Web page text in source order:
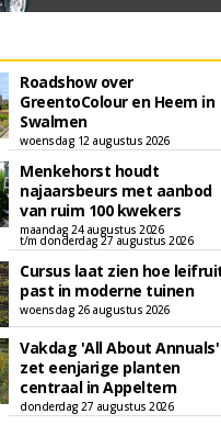
Roadshow over
GreentoColour en Heem in
Swalmen
woensdag 12 augustus 2026
Menkehorst houdt
najaarsbeurs met aanbod
van ruim 100 kwekers
maandag 24 augustus 2026
t/m donderdag 27 augustus 2026
Cursus laat zien hoe
past in moderne tuinen
woensdag 26 augustus 2026
Vakdag 'All About Annuals'
zet eenjarige planten
centraal in Appeltern
donderdag 27 augustus 2026